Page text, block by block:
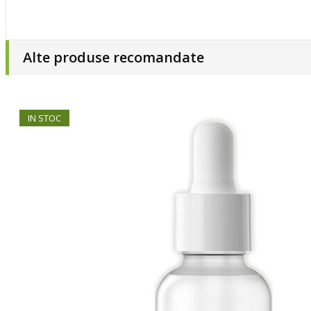
Alte produse recomandate
IN STOC